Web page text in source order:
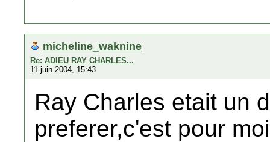
micheline_waknine
Re: ADIEU RAY CHARLES...
11 juin 2004, 15:43
Ray Charles etait un
preferer,c'est pour moi